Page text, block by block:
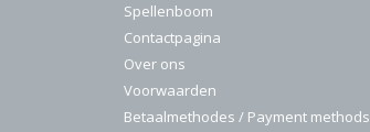
Spellenboom
Contactpagina
Over ons
Voorwaarden
Betaalmethodes / Payment methods